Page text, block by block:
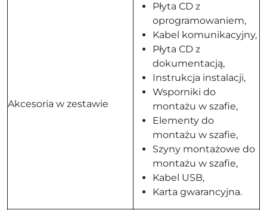
Akcesoria w zestawie
Płyta CD z
oprogramowaniem,
Kabel komunikacyjny,
Płyta CD z
dokumentacją,
Instrukcja instalacji,
Wsporniki do
montażu w szafie,
Elementy do
montażu w szafie,
Szyny montażowe do
montażu w szafie,
Kabel USB,
Karta gwarancyjna.